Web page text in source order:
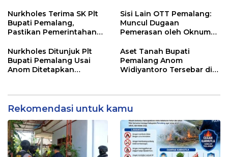
Dunia
Berjalan
Nurkholes Terima SK Plt
Bupati Pemalang,
Pastikan Pemerintahan
Sisi Lain OTT Pemalang:
Muncul Dugaan
Pemerasan oleh Oknum
Nurkholes Ditunjuk Plt
Bupati Pemalang Usai
Anom Ditetapkan
Aset Tanah Bupati
Pemalang Anom
Widiyantoro Tersebar di
Rekomendasi untuk kamu